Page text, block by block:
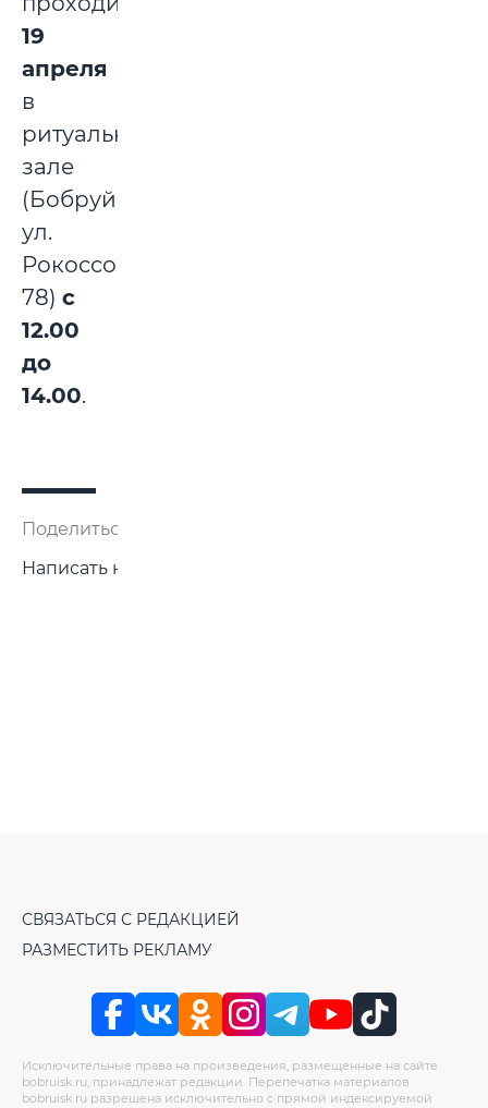
19
апреля
в
ритуальном
зале
(Бобруйск,
ул.
Рокоссовского,
78) с
12.00
до
14.00.
Поделиться:
Написать нам
СВЯЗАТЬСЯ С РЕДАКЦИЕЙ
РАЗМЕСТИТЬ РЕКЛАМУ
Исключительные права на произведения, размещенные на сайте
bobruisk.ru, принадлежат редакции. Перепечатка материалов
bobruisk.ru разрешена исключительно с прямой индексируемой